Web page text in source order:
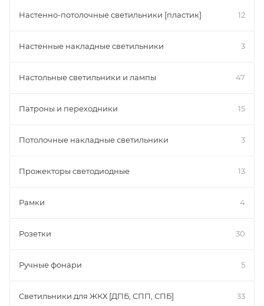
Настенно-потолочные светильники [пластик] 12
Настенные накладные светильники 3
Настольные светильники и лампы 47
Патроны и переходники 15
Потолочные накладные светильники 3
Прожекторы светодиодные 13
Рамки 4
Розетки 30
Ручные фонари 5
Светильники для ЖКХ [ДПБ, СПП, СПБ] 33